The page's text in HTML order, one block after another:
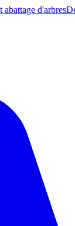
abattage d'arbres